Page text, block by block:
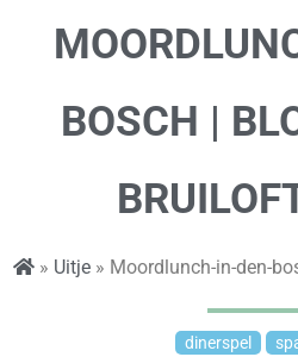
BOSCH |
» Uitje» Moordlunch-in-den-
dinerspel